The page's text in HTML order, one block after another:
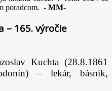
poradcom. - MM-
– 165. výročie
Kuchta (28.8.1861
– lekár, básnik,